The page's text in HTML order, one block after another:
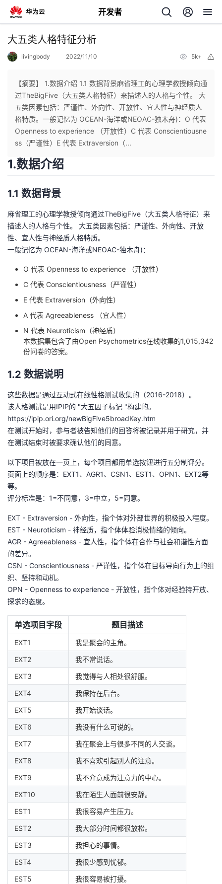
开发者
返
个
人
主
页
我
的
开
发
者
的
博
客
我
的
论
我
的我
播
活
动
的
关
我
的
发
学
堂
我
的
课
程
我
的
认
证
我
的
实
验
我
的
收
藏
我
Programs
的
支
持
我
的
技
术
支
持
我
的
云
声
建
议
大五类人格特征分析
livingbody 2022/11/10 5k+
【摘要】 1.数据介绍 1.1 数据背景麻省理工的心理学教授倾向通
过TheBigFive（大五类人格特征）来描述人的人格与个性。 大
五类因素包括：严谨性、外向性、开放性、宜人性与神经质人
格特质。一般记忆为 OCEAN-海洋或NEOAC-独木舟)：O 代表
Openness to experience （开放性）C 代表 Conscientiousne
ss（严谨性）E 代表 Extraversion（...
1.数据介绍
1.1 数据背景
麻省理工的心理学教授倾向通过TheBigFive（大五类人格特征）来
描述人的人格与个性。 大五类因素包括：严谨性、外向性、开放
性、宜人性与神经质人格特质。
一般记忆为 OCEAN-海洋或NEOAC-独木舟)：
O 代表 Openness to experience （开放性）
C 代表 Conscientiousness（严谨性）
E 代表 Extraversion（外向性）
A 代表 Agreeableness （宜人性）
N 代表 Neuroticism（神经质）
本数据集包含了由Open Psychometrics在线收集的1,015,342
份问卷的答案。
1.2 数据说明
这些数据是通过互动式在线性格测试收集的（2016-2018）。
该人格测试是用IPIP的 "大五因子标记 "构建的。
https://ipip.ori.org/newBigFive5broadKey.htm
在测试开始时，参与者被告知他们的回答将被记录并用于研究，并
在测试结束时被要求确认他们的同意。
以下项目被放在一页上，每个项目都用单选按钮进行五分制评分。
页面上的顺序是：EXT1、AGR1、CSN1、EST1、OPN1、EXT2等
等。
评分标准是：1=不同意，3=中立，5=同意。
EXT - Extraversion - 外向性，指个体对外部世界的积极投入程度。
EST - Neuroticism - 神经质，指个体体验消极情绪的倾向。
AGR - Agreeableness - 宜人性，指个体在合作与社会和谐性方面
的差异。
CSN - Conscientiousness - 严谨性，指个体在目标导向行为上的组
织、坚持和动机。
OPN - Openness to experience - 开放性，指个体对经验持开放、
探求的态度。
单选项目字段 题目描述
EXT1
我是聚会的主角。
EXT2
我不常说话。
EXT3
我觉得与人相处很舒服。
EXT4
我保持在后台。
EXT5
我开始谈话。
EXT6
我没有什么可说的。
EXT7
我在聚会上与很多不同的人交谈。
EXT8
我不喜欢引起别人的注意。
EXT9
我不介意成为注意力的中心。
EXT10
我在陌生人面前很安静。
EST1
我很容易产生压力。
EST2
我大部分时间都很放松。
EST3
我担心的事情。
EST4
我很少感到忧郁。
EST5
我很容易被打擾。